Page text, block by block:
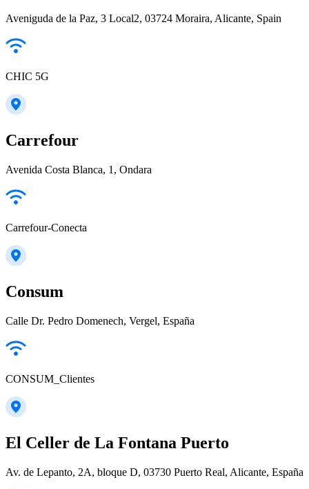
Aveniguda de la Paz, 3 Local2, 03724 Moraira, Alicante, Spain
CHIC 5G
Carrefour
Avenida Costa Blanca, 1, Ondara
Carrefour-Conecta
Consum
Calle Dr. Pedro Domenech, Vergel, España
CONSUM_Clientes
El Celler de La Fontana Puerto
Av. de Lepanto, 2A, bloque D, 03730 Puerto Real, Alicante, España